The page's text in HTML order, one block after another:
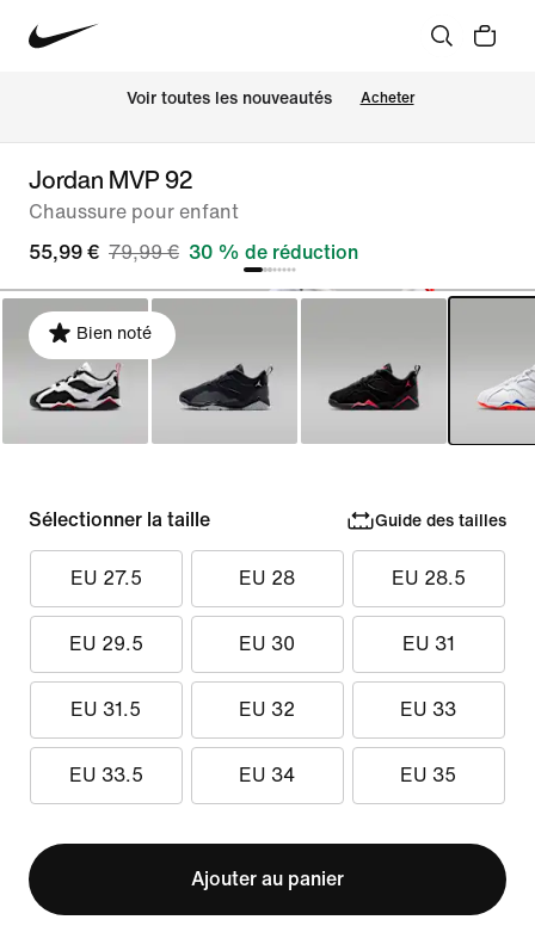
Voir toutes les nouveautés Acheter
Jordan MVP 92
Chaussure pour enfant
55,99 € 79,99 € 30 % de réduction
Bien noté
Sélectionner la taille Guide des tailles
EU 27.5 EU 28 EU 28.5
EU 29.5 EU 30 EU 31
EU 31.5 EU 32 EU 33
EU 33.5 EU 34 EU 35
Ajouter au panier